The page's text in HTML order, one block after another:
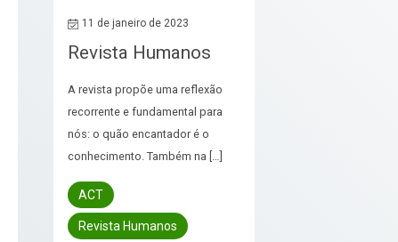
11 de janeiro de 2023
Revista Humanos
A revista propõe uma reflexão
recorrente e fundamental para
nós: o quão encantador é o
conhecimento. Também na […]
ACT
Revista Humanos